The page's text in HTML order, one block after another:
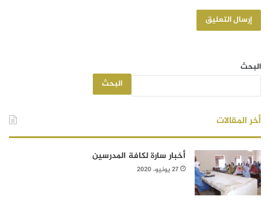
البحث
البحث
أخر المقالات
أخبار سارة لكافة المدرسين
27 يونيو، 2020